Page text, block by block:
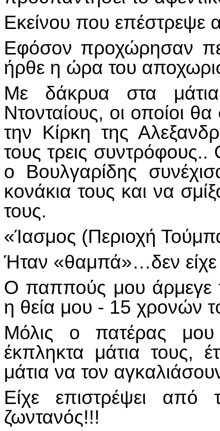
Εκείνου που επέστρεψε
Εφόσον προχώρησαν
ήρθε η ώρα του
Με δάκρυα στα μάτια
Ντονταίους, οι οποίοι
την Κίρκη της
τους τρεις
ο Βουλγαρίδης
κονάκια τους και να
τους.
«Ίασμος (Περιοχή
Ήταν «θαμπά»…δεν
Ο παππούς μου άρμεγε
η θεία μου - 15 χρονών
Μόλις ο πατέρας
έκπληκτα μάτια τους,
μάτια να τον
Είχε επιστρέψει
ζωντανός!!!